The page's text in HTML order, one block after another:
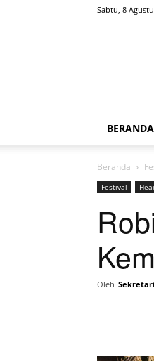
Sabtu, 8
BERANDA
Beranda
Festival
Oleh